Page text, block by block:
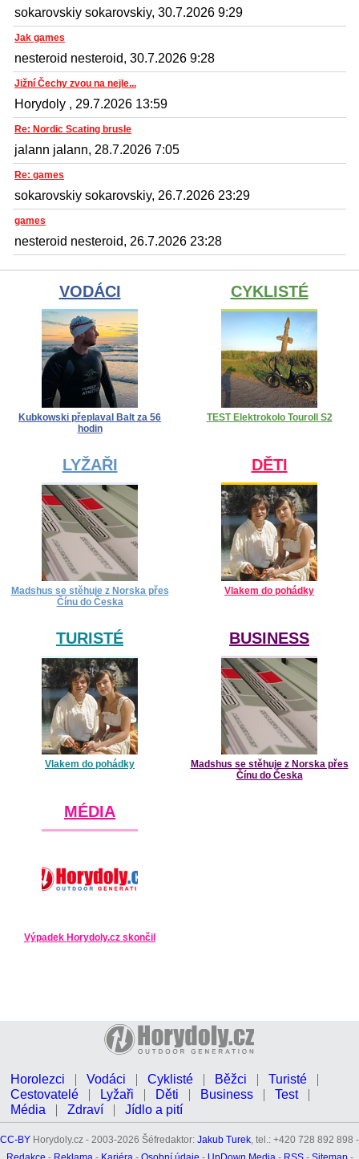
sokarovskiy sokarovskiy, 30.7.2026 9:29
Jak games
nesteroid nesteroid, 30.7.2026 9:28
Jižní Čechy zvou na nejle...
Horydoly , 29.7.2026 13:59
Re: Nordic Scating brusle
jalann jalann, 28.7.2026 7:05
Re: games
sokarovskiy sokarovskiy, 26.7.2026 23:29
games
nesteroid nesteroid, 26.7.2026 23:28
VODÁCI
Kubkowski přeplaval Balt za 56
hodin
CYKLISTÉ
TEST Elektrokolo Touroll S2
LYŽAŘI
Madshus se stěhuje z Norska přes
Čínu do Česka
DĚTI
Vlakem do pohádky
TURISTÉ
Vlakem do pohádky
BUSINESS
Madshus se stěhuje z Norska přes
Čínu do Česka
MÉDIA
Výpadek Horydoly.cz skončil
Horolezci Vodáci Cyklisté Běžci
Turisté
Cestovatelé
Lyžaři Děti Business
Test
Média
Zdraví Jídlo a pití
CC-BY Horydoly.cz - 2003-2026 Šéfredaktor: Jakub Turek, tel.: +420 728 892 898 -